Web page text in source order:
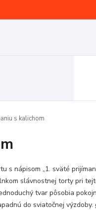
s kalichom
s nápisom „1. sväté
slávnostnej torty pri
tvar pôsobia
do sviatočnej výzdoby.